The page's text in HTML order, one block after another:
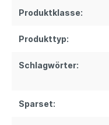
Produktklasse:
Produkttyp:
Schlagwörter:
Sparset: